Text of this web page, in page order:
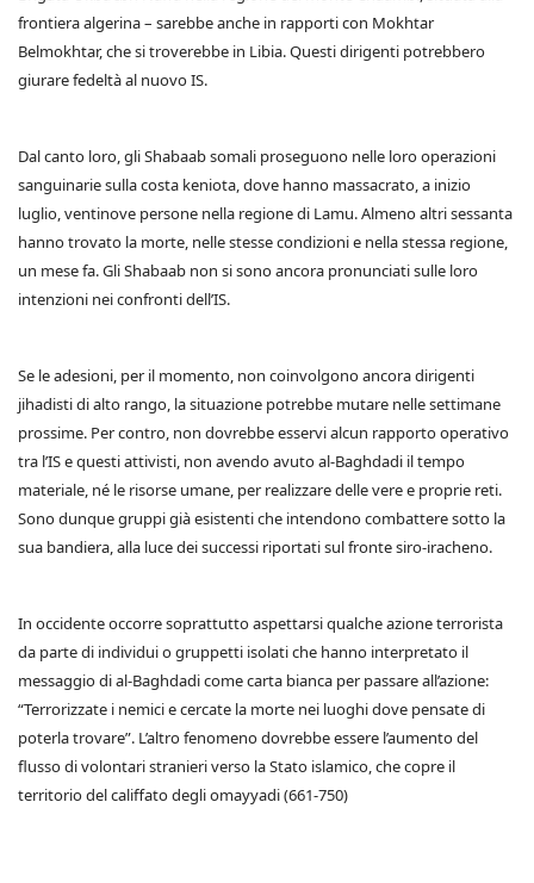
frontiera algerina – sarebbe anche in rapporti con Mokhtar
Belmokhtar, che si troverebbe in Libia. Questi dirigenti potrebbero
giurare fedeltà al nuovo IS.
Dal canto loro, gli Shabaab somali proseguono nelle loro operazioni
sanguinarie sulla costa keniota, dove hanno massacrato, a inizio
luglio, ventinove persone nella regione di Lamu. Almeno altri sessanta
hanno trovato la morte, nelle stesse condizioni e nella stessa regione,
un mese fa. Gli Shabaab non si sono ancora pronunciati sulle loro
intenzioni nei confronti dell’IS.
Se le adesioni, per il momento, non coinvolgono ancora dirigenti
jihadisti di alto rango, la situazione potrebbe mutare nelle settimane
prossime. Per contro, non dovrebbe esservi alcun rapporto operativo
tra l’IS e questi attivisti, non avendo avuto al-Baghdadi il tempo
materiale, né le risorse umane, per realizzare delle vere e proprie reti.
Sono dunque gruppi già esistenti che intendono combattere sotto la
sua bandiera, alla luce dei successi riportati sul fronte siro-iracheno.
In occidente occorre soprattutto aspettarsi qualche azione terrorista
da parte di individui o gruppetti isolati che hanno interpretato il
messaggio di al-Baghdadi come carta bianca per passare all’azione:
“Terrorizzate i nemici e cercate la morte nei luoghi dove pensate di
poterla trovare”. L’altro fenomeno dovrebbe essere l’aumento del
flusso di volontari stranieri verso la Stato islamico, che copre il
territorio del califfato degli omayyadi (661-750)